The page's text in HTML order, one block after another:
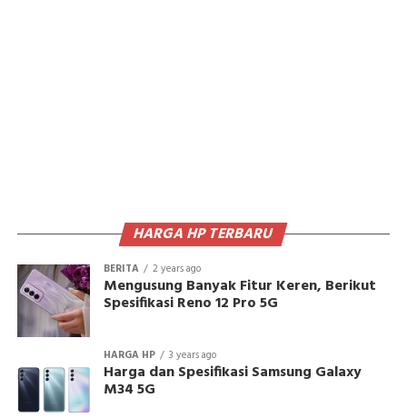
HARGA HP TERBARU
BERITA 2 years ago
Mengusung Banyak Fitur Keren, Berikut
Spesifikasi Reno 12 Pro 5G
HARGA HP 3 years ago
Harga dan Spesifikasi Samsung Galaxy
M34 5G